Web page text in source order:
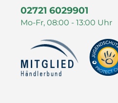
02721 6029901
Mo-Fr, 08:00 - 13:00 Uhr